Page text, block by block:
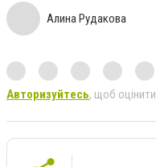
Алина Рудакова
Авторизуйтесь, щоб оцінити